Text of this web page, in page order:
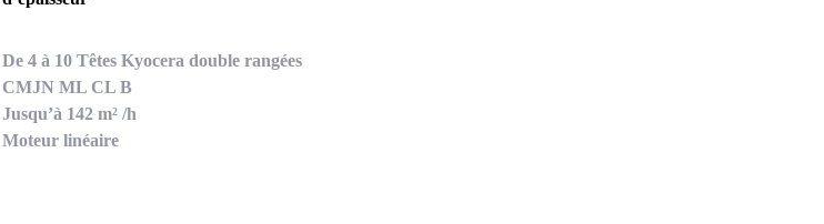
De 4 à 10 Têtes Kyocera double rangées
CMJN ML CL B
Jusqu’à 142 m² /h
Moteur linéaire